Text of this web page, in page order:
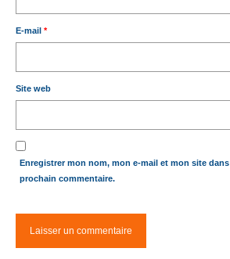
E-mail *
Site web
Enregistrer mon nom, mon e-mail et mon site
prochain commentaire.